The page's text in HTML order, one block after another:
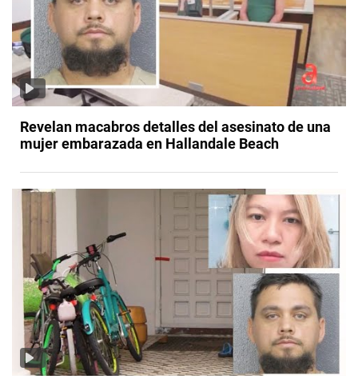
Revelan macabros detalles del asesinato de una
mujer embarazada en Hallandale Beach